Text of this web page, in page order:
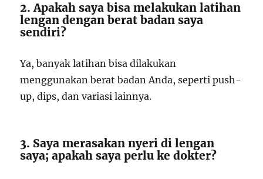
2. Apakah saya bisa melakukan latihan
lengan dengan berat badan saya
sendiri?
Ya, banyak latihan bisa dilakukan
menggunakan berat badan Anda, seperti push-
up, dips, dan variasi lainnya.
3. Saya merasakan nyeri di lengan
saya; apakah saya perlu ke dokter?